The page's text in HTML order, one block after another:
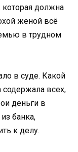
должна
женой всё
в трудном
в суде. Какой
всех,
деньги в
банка,
к делу.